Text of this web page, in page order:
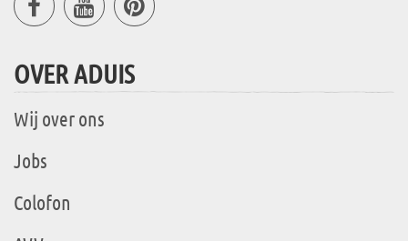
OVER ADUIS
Wij over ons
Jobs
Colofon